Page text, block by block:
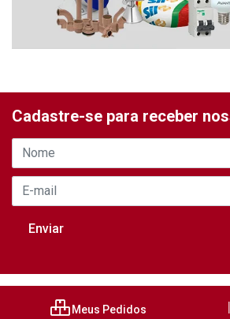
Cadastre-se para receber
Meus Pedidos